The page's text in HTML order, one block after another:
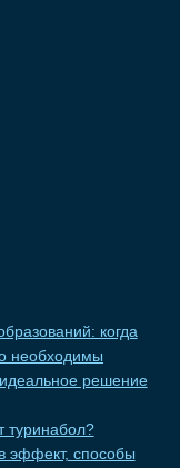
когда
необходимы
решение
туринабол?
эффект, способы